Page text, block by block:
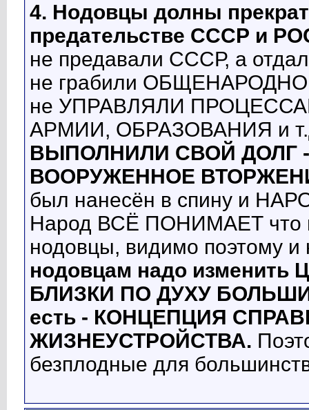
4. Нодовцы долны
предательстве СССР и
не предавали СССР, а
не грабили
не УПРАВЛЯЛИ
АРМИИ, ОБРАЗОВАНИЯ и
ВЫПОЛНИЛИ СВОЙ ДОЛГ
ВООРУЖЕННОЕ
был нанесён в спину и
Народ ВСЁ ПОНИМАЕТ что
нодовцы, видимо поэтому и
нодовцам надо
БЛИЗКИ ПО ДУХУ
есть - КОНЦЕПЦИЯ
ЖИЗНЕУСТРОЙСТВА.
безплодные для